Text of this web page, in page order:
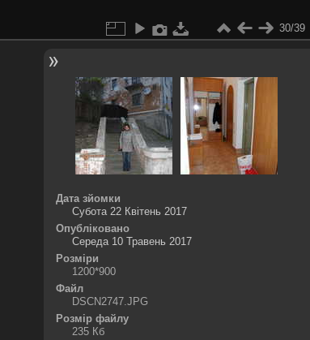
30/39
Дата зйомки
Субота 22 Квітень 2017
Опубліковано
Середа 10 Травень 2017
Розміри
1200*900
Файл
DSCN2747.JPG
Розмір файлу
235 Кб